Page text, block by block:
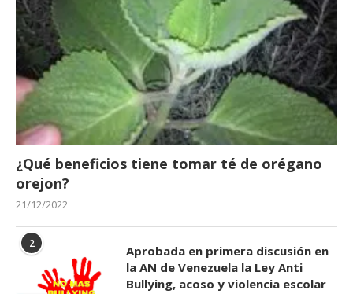
¿Qué beneficios tiene tomar té de orégano
orejon?
21/12/2022
2
Aprobada en primera discusión en
la AN de Venezuela la Ley Anti
Bullying, acoso y violencia escolar